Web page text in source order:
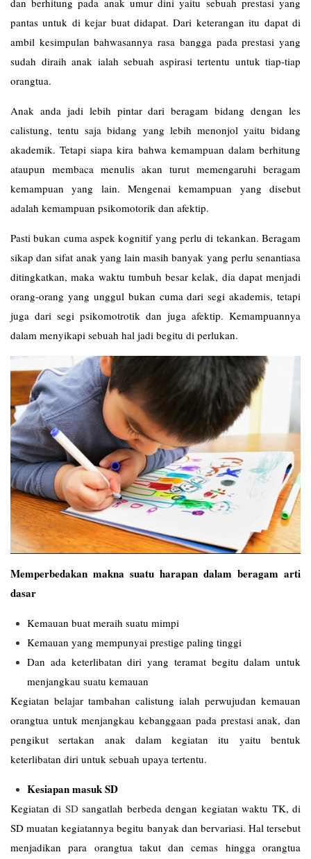
pantas untuk di kejar buat didapat. Dari keterangan itu dapat di
ambil kesimpulan bahwasannya rasa bangga pada prestasi yang
sudah diraih anak ialah sebuah aspirasi tertentu untuk tiap-tiap
orangtua.
Anak anda jadi lebih pintar dari beragam bidang dengan les
calistung, tentu saja bidang yang lebih menonjol yaitu bidang
akademik. Tetapi siapa kira bahwa kemampuan dalam berhitung
ataupun membaca menulis akan turut memengaruhi beragam
kemampuan yang lain. Mengenai kemampuan yang disebut
adalah kemampuan psikomotorik dan afektip.
Pasti bukan cuma aspek kognitif yang perlu di tekankan. Beragam
sikap dan sifat anak yang lain masih banyak yang perlu senantiasa
ditingkatkan, maka waktu tumbuh besar kelak, dia dapat menjadi
orang-orang yang unggul bukan cuma dari segi akademis, tetapi
juga dari segi psikomotrotik dan juga afektip. Kemampuannya
dalam menyikapi sebuah hal jadi begitu di perlukan.
Memperbedakan makna suatu harapan dalam beragam arti
dasar
Kemauan buat meraih suatu mimpi
Kemauan yang mempunyai prestige paling tinggi
Dan ada keterlibatan diri yang teramat begitu dalam untuk
menjangkau suatu kemauan
Kegiatan belajar tambahan calistung ialah perwujudan kemauan
orangtua untuk menjangkau kebanggaan pada prestasi anak, dan
pengikut sertakan anak dalam kegiatan itu yaitu bentuk
keterlibatan diri untuk sebuah upaya tertentu.
Kesiapan masuk SD
Kegiatan di SDsangatlah berbeda dengan kegiatan waktu TK, di
SD muatan kegiatannya begitu banyak dan bervariasi. Hal tersebut
menjadikan para orangtua takut dan cemas hingga orangtua